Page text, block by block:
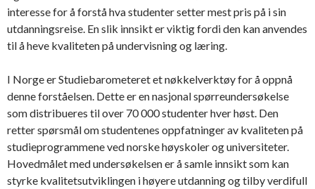
interesse for å forstå hva studenter setter mest pris på i sin
utdanningsreise. En slik innsikt er viktig fordi den kan anvendes
til å heve kvaliteten på undervisning og læring.
I Norge er Studiebarometeret et nøkkelverktøy for å oppnå
denne forståelsen. Dette er en nasjonal spørreundersøkelse
som distribueres til over 70 000 studenter hver høst. Den
retter spørsmål om studentenes oppfatninger av kvaliteten på
studieprogrammene ved norske høyskoler og universiteter.
Hovedmålet med undersøkelsen er å samle innsikt som kan
styrke kvalitetsutviklingen i høyere utdanning og tilby verdifull